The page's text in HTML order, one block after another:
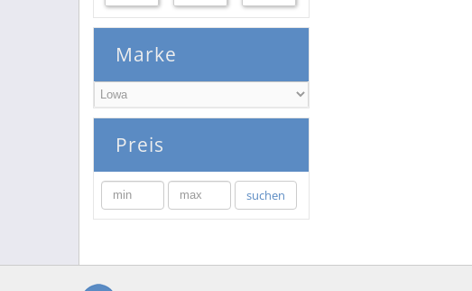
Marke
Preis
min max suchen